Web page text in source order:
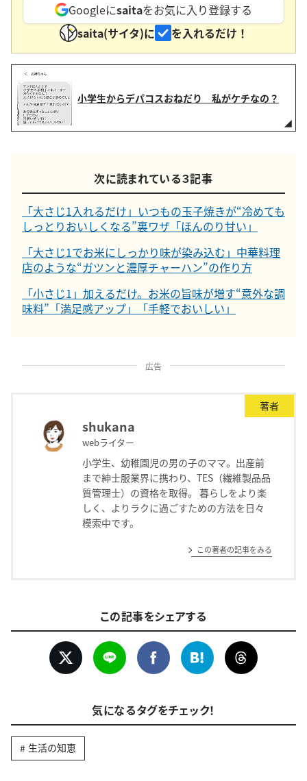
Googleにsaitaをお気に入り登録する
saita(サイタ)に
を入れるだけ！
小学生からデパコスおねだり 私がケチなの？
次に読まれている３記事
「大さじ1入れるだけ」いつもの玉子焼きが“冷めても
しっとりおいしくなる”裏ワザ「ほんのり甘い」
「大さじ1でお米にしっかり味が染み込む」中華料理
店のような“ガツンと濃厚チャーハン”の作り方
「小さじ1」加えるだけ。お米の旨味が増す“意外な調
味料”「満足感アップ」「手軽でおいしい」
広告
著者
shukana
webライター
小学生、幼稚園児の男の子のママ。出産前
まで紳士服業界に携わり、TES（繊維製品品
質管理士）の資格を取得。 暮らしをより楽
しく、よりラクに過ごすための方法を日々
模索中です。
この著者の記事をみる
この記事をシェアする
気になるタグをチェック！
生活の知恵